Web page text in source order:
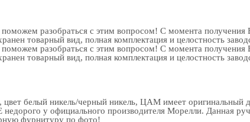
разобраться с этим вопросом! С момента получения
товарный вид, полная комплектация и целостность
разобраться с этим вопросом! С момента получения
товарный вид, полная комплектация и целостность
белый никель/черный никель, ЦАМ имеет оригинальный
недорого у официального производителя Морелли. Данная
фурнитуру по фото!